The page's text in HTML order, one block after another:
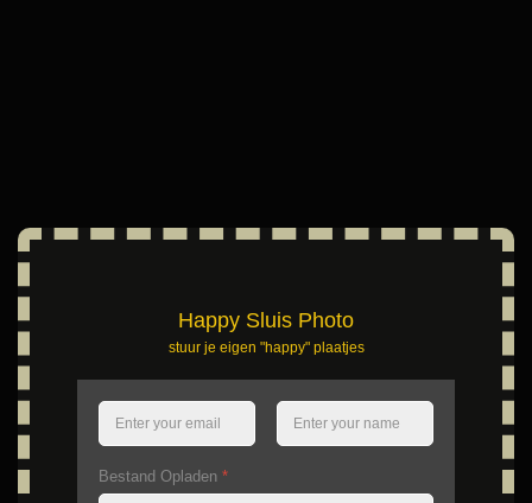
Happy Sluis Photo
stuur je eigen "happy" plaatjes
Bestand Opladen *